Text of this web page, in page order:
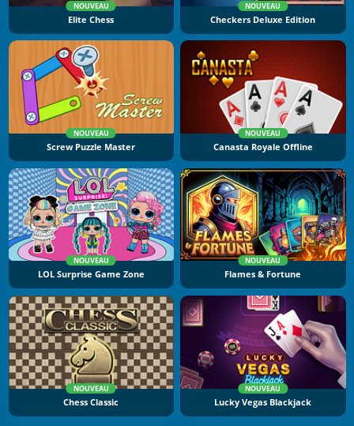
NOUVEAU
Elite Chess
NOUVEAU
Checkers Deluxe Edition
NOUVEAU
Screw Puzzle Master
NOUVEAU
Canasta Royale Offline
NOUVEAU
LOL Surprise Game Zone
NOUVEAU
Flames & Fortune
NOUVEAU
Chess Classic
NOUVEAU
Lucky Vegas Blackjack